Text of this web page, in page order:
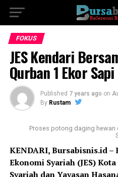
FOKUS
JES Kendari
Qurban 1 Ekor Sapi
Published 7 years ago on
By Rustam
Proses potong daging hewan
KENDARI, Bursabisnis.id
Ekonomi Syariah (JES)
Syariah dan Yayasan